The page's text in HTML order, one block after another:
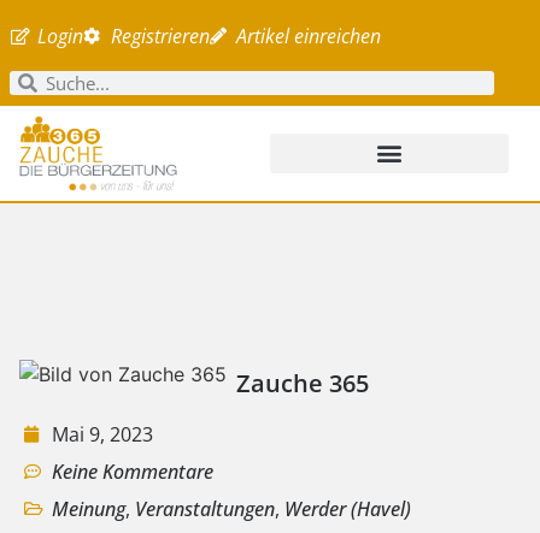
Login Registrieren Artikel einreichen
Zauche 365
Mai 9, 2023
Keine Kommentare
Meinung, Veranstaltungen, Werder (Havel)